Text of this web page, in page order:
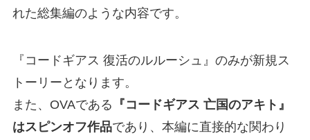
れた総集編のような内容です。
『コードギアス 復活のルルーシュ』のみが新規ス
トーリーとなります。
また、OVAである 『コードギアス 亡国のアキト』
はスピンオフ作品であり、本編に直接的な関わり